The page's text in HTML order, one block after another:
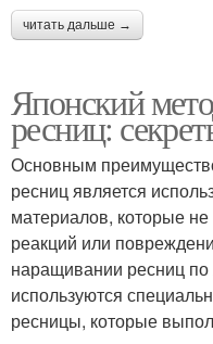
читать дальше →
Японский
ресниц:
Основным
ресниц является
материалов, которые
реакций или
наращивании ресниц по
используются
ресницы, которые